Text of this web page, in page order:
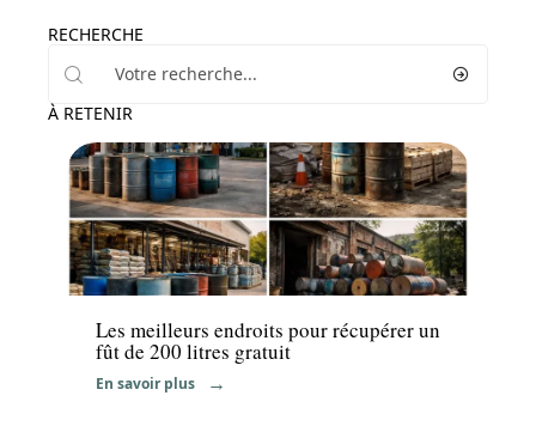
RECHERCHE
À RETENIR
Maison
Les meilleurs endroits pour récupérer un
fût de 200 litres gratuit
En savoir plus